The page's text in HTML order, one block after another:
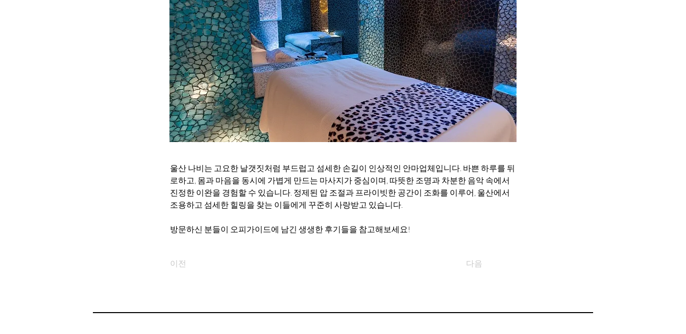
울산 나비는 고요한 날갯짓처럼 부드럽고 섬세한 손길이 인상적인 안마업체입니다. 바쁜 하루를 뒤
로하고, 몸과 마음을 동시에 가볍게 만드는 마사지가 중심이며, 따뜻한 조명과 차분한 음악 속에서
진정한 이완을 경험할 수 있습니다. 정제된 압 조절과 프라이빗한 공간이 조화를 이루어, 울산에서
조용하고 섬세한 힐링을 찾는 이들에게 꾸준히 사랑받고 있습니다.
방문하신 분들이 오피가이드에 남긴 생생한 후기들을 참고해보세요!
이전 다음